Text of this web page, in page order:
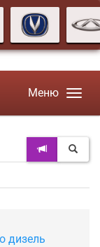
Меню
дизель